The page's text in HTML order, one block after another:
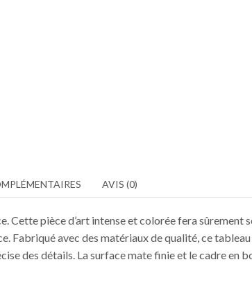
AVIS (0)
pièce d’art intense et colorée fera sûrement
Fabriqué avec des matériaux de qualité, ce
des détails. La surface mate finie et le cadre en